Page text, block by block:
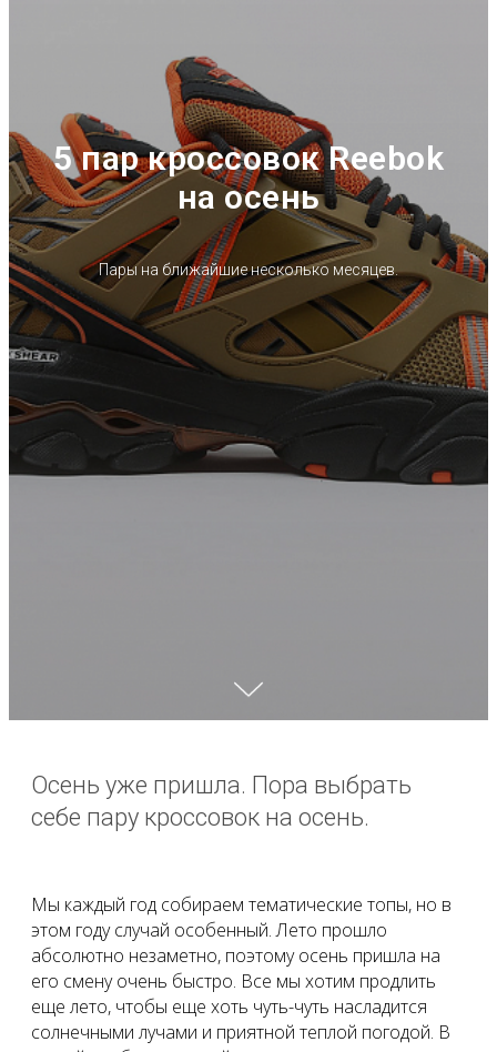
5 пар кроссовок Reebok
на осень
Пары на ближайшие несколько месяцев.
Осень уже пришла. Пора выбрать
себе пару кроссовок на осень.
Мы каждый год собираем тематические топы, но в
этом году случай особенный. Лето прошло
абсолютно незаметно, поэтому осень пришла на
его смену очень быстро. Все мы хотим продлить
еще лето, чтобы еще хоть чуть-чуть насладится
солнечными лучами и приятной теплой погодой. В